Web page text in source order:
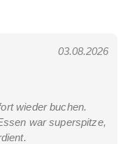
03.08.2026
wieder buchen.
war superspitze,